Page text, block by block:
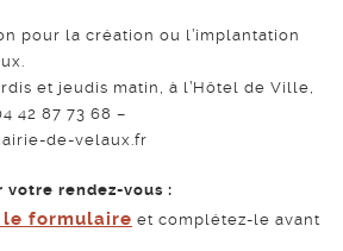
pour la création ou l’implantation
et jeudis matin, à l’Hôtel de Ville,
42 87 73 68 –
de-velaux.fr
votre rendez-vous :
le formulaire et complétez-le avant